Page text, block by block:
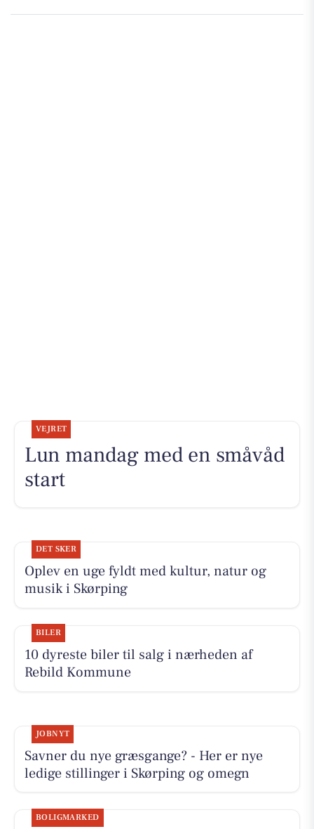
VEJRET
Lun mandag med en småvåd
start
DET SKER
Oplev en uge fyldt med kultur, natur og
musik i Skørping
BILER
10 dyreste biler til salg i nærheden af
Rebild Kommune
JOBNYT
Savner du nye græsgange? - Her er nye
ledige stillinger i Skørping og omegn
BOLIGMARKED